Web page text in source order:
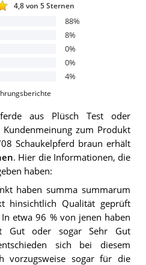
4,8von 5 Sternen
88%
8%
0%
0%
4%
aus Plüsch Test oder
zum Produkt
Schaukelpferd braun erhält
. Hier die Informationen, die
haben:
haben summa summarum
hinsichtlich Qualität geprüft
etwa 96 % von jenen haben
Gut oder sogar Sehr Gut
sich bei diesem
vorzugsweise sogar für die